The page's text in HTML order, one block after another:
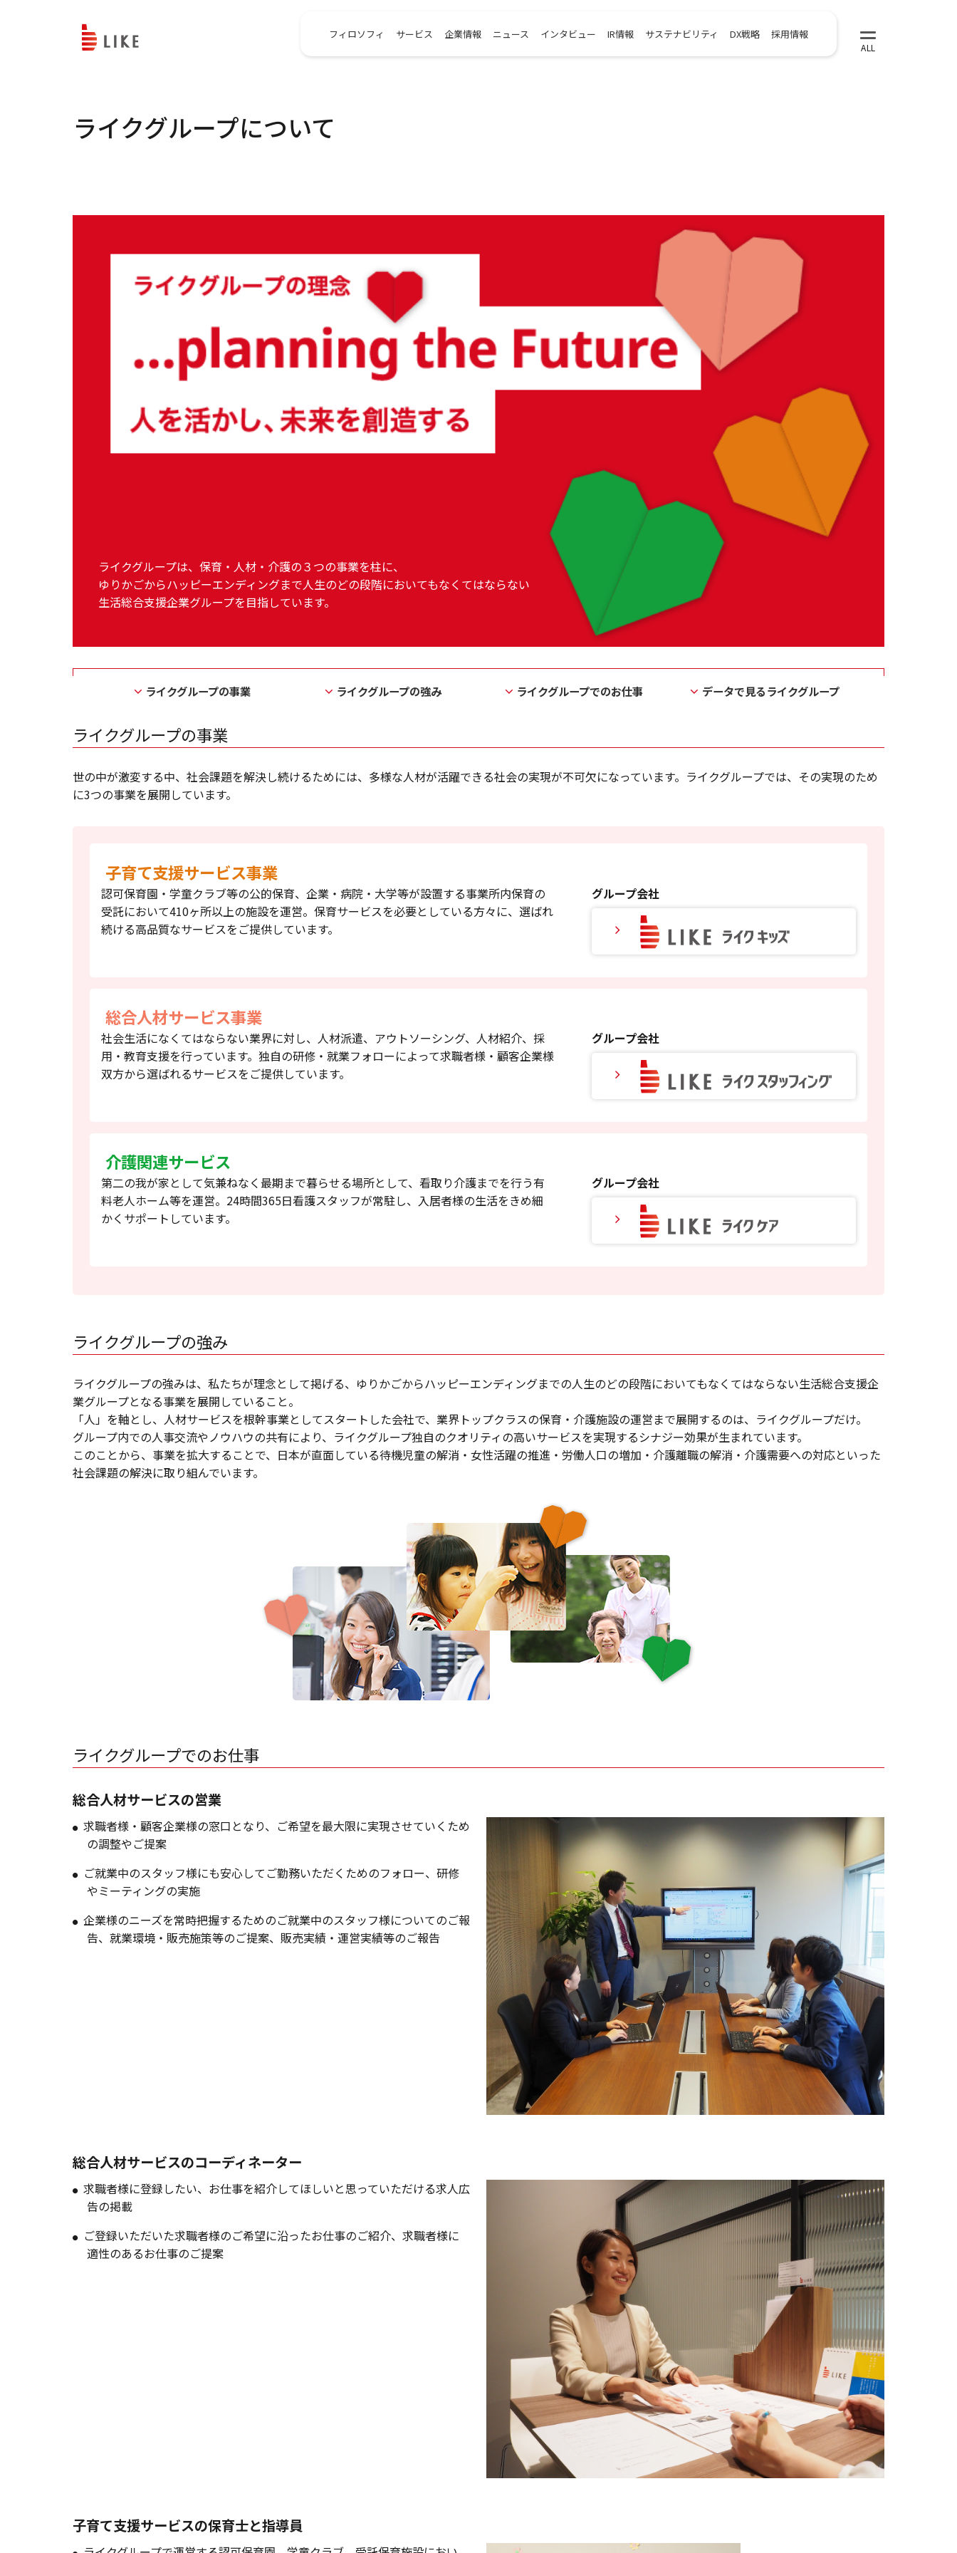
フィロソフィ サービス 企業情報 ニュース インタビュー IR情報 サステナビリティ DX戦略 採用情報
ライクグループについて
ライクグループは、保育・人材・介護の３つの事業を柱に、
ゆりかごからハッピーエンディングまで人生のどの段階においてもなくてはならない
生活総合支援企業グループを目指しています。
ライクグループの事業 ライクグループの強み ライクグループでのお仕事 データで見るライクグループ
ライクグループの事業
世の中が激変する中、社会課題を解決し続けるためには、多様な人材が活躍できる社会の実現が不可欠になっています。ライクグループでは、その実現のため
に3つの事業を展開しています。
子育て支援サービス事業
認可保育園・学童クラブ等の公的保育、企業・病院・大学等が設置する事業所内保育の
受託において410ヶ所以上の施設を運営。保育サービスを必要としている方々に、選ばれ
続ける高品質なサービスをご提供しています。
グループ会社
総合人材サービス事業
社会生活になくてはならない業界に対し、人材派遣、アウトソーシング、人材紹介、採
用・教育支援を行っています。独自の研修・就業フォローによって求職者様・顧客企業様
双方から選ばれるサービスをご提供しています。
グループ会社
介護関連サービス
第二の我が家として気兼ねなく最期まで暮らせる場所として、看取り介護までを行う有
料老人ホーム等を運営。24時間365日看護スタッフが常駐し、入居者様の生活をきめ細
かくサポートしています。
グループ会社
ライクグループの強み
ライクグループの強みは、私たちが理念として掲げる、ゆりかごからハッピーエンディングまでの人生のどの段階においてもなくてはならない生活総合支援企
業グループとなる事業を展開していること。
「人」を軸とし、人材サービスを根幹事業としてスタートした会社で、業界トップクラスの保育・介護施設の運営まで展開するのは、ライクグループだけ。
グループ内での人事交流やノウハウの共有により、ライクグループ独自のクオリティの高いサービスを実現するシナジー効果が生まれています。
このことから、事業を拡大することで、日本が直面している待機児童の解消・女性活躍の推進・労働人口の増加・介護離職の解消・介護需要への対応といった
社会課題の解決に取り組んでいます。
ライクグループでのお仕事
総合人材サービスの営業
求職者様・顧客企業様の窓口となり、ご希望を最大限に実現させていくため
の調整やご提案
ご就業中のスタッフ様にも安心してご勤務いただくためのフォロー、研修
やミーティングの実施
企業様のニーズを常時把握するためのご就業中のスタッフ様についてのご報
告、就業環境・販売施策等のご提案、販売実績・運営実績等のご報告
総合人材サービスのコーディネーター
求職者様に登録したい、お仕事を紹介してほしいと思っていただける求人広
告の掲載
ご登録いただいた求職者様のご希望に沿ったお仕事のご紹介、求職者様に
適性のあるお仕事のご提案
子育て支援サービスの保育士と指導員